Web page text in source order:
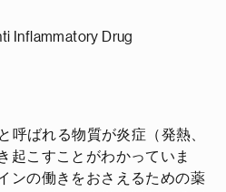
Inflammatory Drug
呼ばれる物質が炎症（発熱、
起こすことがわかっていま
ンの働きをおさえるための薬